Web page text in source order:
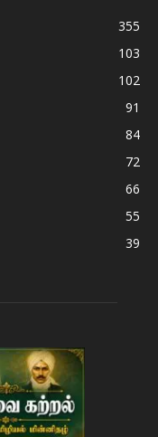
355
103
102
91
84
72
66
55
39